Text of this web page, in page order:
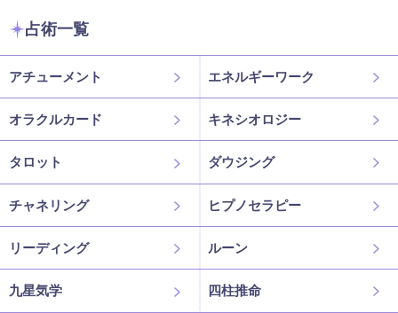
占術一覧
アチューメント エネルギーワーク
オラクルカード キネシオロジー
タロット ダウジング
チャネリング ヒプノセラピー
リーディング ルーン
九星気学 四柱推命